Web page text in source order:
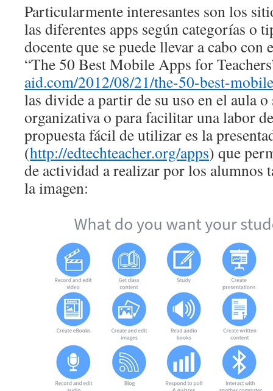
Particularmente interesantes son los
las diferentes apps según categorías o
docente que se puede llevar a cabo con
“The 50 Best Mobile Apps for
aid.com/2012/08/21/the-50-best-
las divide a partir de su uso en el aula
organizativa o para facilitar una labor
propuesta fácil de utilizar es la
(http://edtechteacher.org/apps) que
de actividad a realizar por los alumnos
la imagen: